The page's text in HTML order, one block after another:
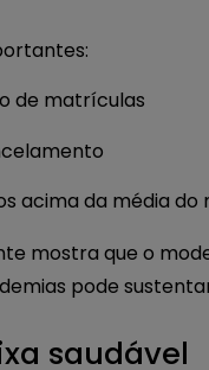
de matrículas
acima da média do
mostra que o
pode
saudável